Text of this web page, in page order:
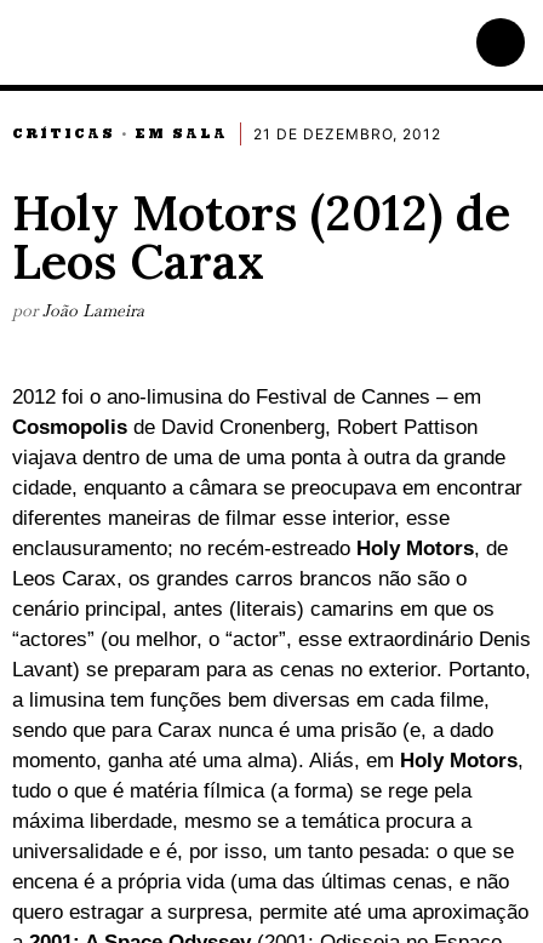
CRÍTICAS · EM SALA 21 DE DEZEMBRO, 2012
Holy Motors (2012) de
Leos Carax
porJoão Lameira
2012 foi o ano-limusina do Festival de Cannes – em
Cosmopolis de David Cronenberg, Robert Pattison
viajava dentro de uma de uma ponta à outra da grande
cidade, enquanto a câmara se preocupava em encontrar
diferentes maneiras de filmar esse interior, esse
enclausuramento; no recém-estreado Holy Motors, de
Leos Carax, os grandes carros brancos não são o
cenário principal, antes (literais) camarins em que os
“actores” (ou melhor, o “actor”, esse extraordinário Denis
Lavant) se preparam para as cenas no exterior. Portanto,
a limusina tem funções bem diversas em cada filme,
sendo que para Carax nunca é uma prisão (e, a dado
momento, ganha até uma alma). Aliás, em Holy Motors,
tudo o que é matéria fílmica (a forma) se rege pela
máxima liberdade, mesmo se a temática procura a
universalidade e é, por isso, um tanto pesada: o que se
encena é a própria vida (uma das últimas cenas, e não
quero estragar a surpresa, permite até uma aproximação